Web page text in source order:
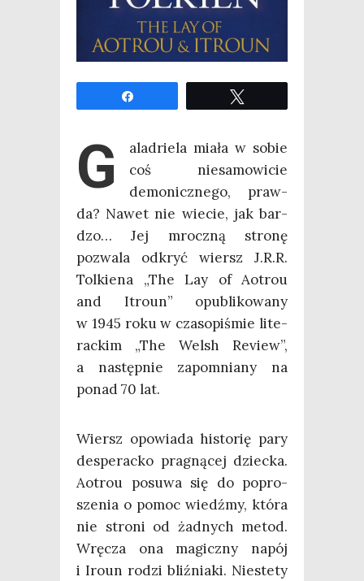
G
ala­drie­la mia­ła w sobie
coś nie­sa­mo­wi­cie
demo­nicz­ne­go, praw­
da? Nawet nie wie­cie, jak bar­
dzo… Jej mrocz­ną stro­nę
pozwa­la odkryć wiersz J.R.R.
Tol­kie­na „The Lay of Aotrou
and Itro­un” opu­bli­ko­wa­ny
w 1945 roku w cza­so­pi­śmie lite­
rac­kim „The Welsh Review”,
a następ­nie zapo­mnia­ny na
ponad 70 lat.
Wiersz opo­wia­da histo­rię pary
despe­rac­ko pra­gną­cej dziec­ka.
Aotrou posu­wa się do popro­
sze­nia o pomoc wiedź­my, któ­ra
nie stro­ni od żad­nych metod.
Wrę­cza ona magicz­ny napój
i Iro­un rodzi bliź­nia­ki. Nie­ste­ty